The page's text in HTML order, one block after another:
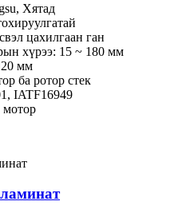
Хятад
цахилгаан ган
хүрээ: 15 ~ 180 мм
мм
ба ротор стек
IATF16949
мотор